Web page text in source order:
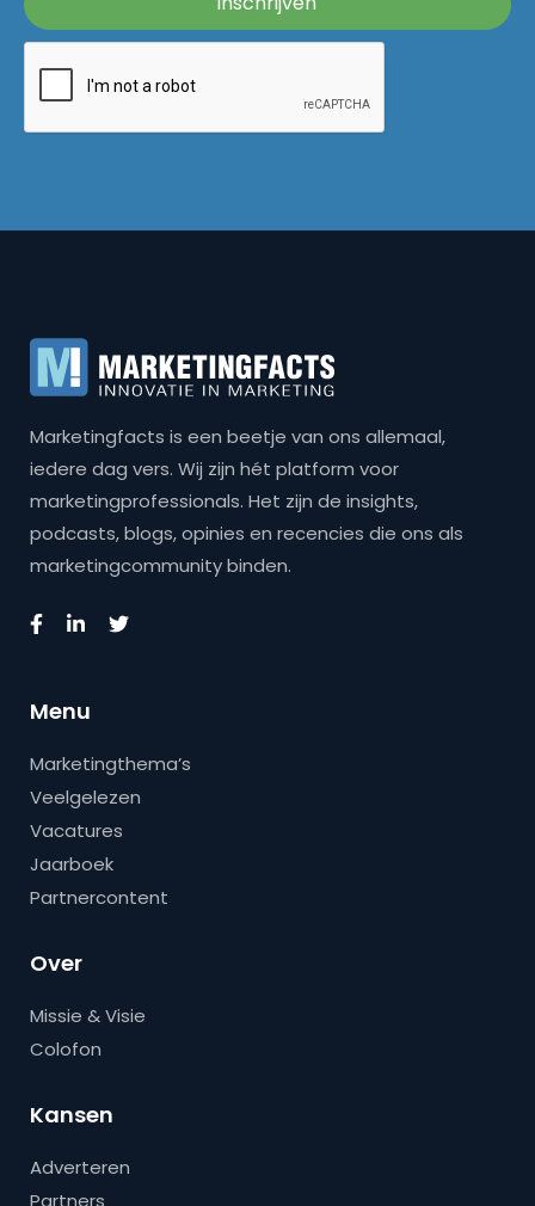
Marketingfacts is een beetje van ons allemaal,
iedere dag vers. Wij zijn hét platform voor
marketingprofessionals. Het zijn de insights,
podcasts, blogs, opinies en recencies die ons als
marketingcommunity binden.
Menu
Marketingthema’s
Veelgelezen
Vacatures
Jaarboek
Partnercontent
Over
Missie & Visie
Colofon
Kansen
Adverteren
Partners